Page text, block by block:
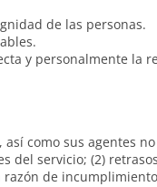
de las personas.
y personalmente la
como sus agentes
del servicio; (2)
razón de